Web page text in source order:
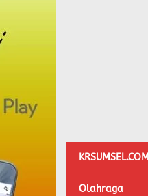
KRSUMSEL.COM
Olahraga